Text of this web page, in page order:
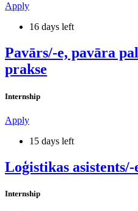
Apply
16 days left
Pavārs/-e, pavāra
prakse
Internship
Apply
15 days left
Loģistikas
Internship